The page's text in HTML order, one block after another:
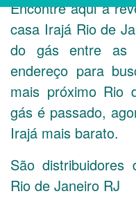
Encontre aqui a
casa Irajá Rio de
do gás entre as
endereço para
mais próximo Rio
gás é passado,
Irajá mais barato.
São
Rio de Janeiro RJ